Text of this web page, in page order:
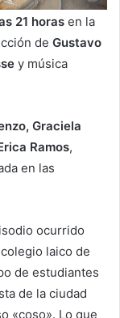
21 horas en la
de Gustavo
y música
Graciela
Ramos,
en las
ocurrido
laico de
de estudiantes
de la ciudad
«coso». Lo que